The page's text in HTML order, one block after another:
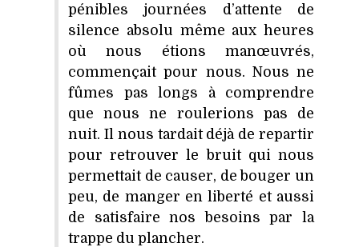
pénibles journées d’attente de
silence absolu même aux heures
où nous étions manœuvrés,
commençait pour nous. Nous ne
fûmes pas longs à comprendre
que nous ne roulerions pas de
nuit. Il nous tardait déjà de repartir
pour retrouver le bruit qui nous
permettait de causer, de bouger un
peu, de manger en liberté et aussi
de satisfaire nos besoins par la
trappe du plancher.